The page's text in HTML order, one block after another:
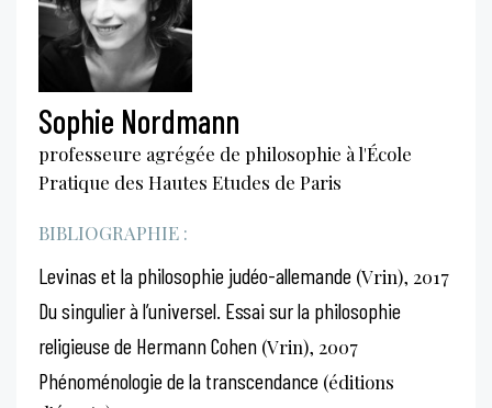
Sophie Nordmann
professeure agrégée de philosophie à l'École
Pratique des Hautes Etudes de Paris
BIBLIOGRAPHIE :
Levinas et la philosophie judéo-allemande (Vrin), 2017
Du singulier à l’universel. Essai sur la philosophie
religieuse de Hermann Cohen (Vrin), 2007
Phénoménologie de la transcendance (éditions